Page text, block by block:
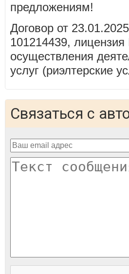
предложениям!
Договор от
101214439,
осуществления
услуг (риэлтерские
Связаться с